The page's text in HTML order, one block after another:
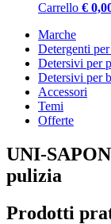
Carrello €
Marche
Detergenti per
Detersivi per
Detersivi per
Accessori
Temi
Offerte
UNI-
pulizia
Prodotti